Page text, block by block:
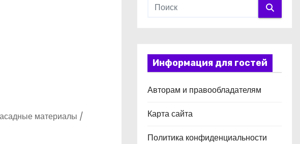
материалы /
Информация для гостей
Авторам и правообладателям
Карта сайта
Политика конфиденциальности